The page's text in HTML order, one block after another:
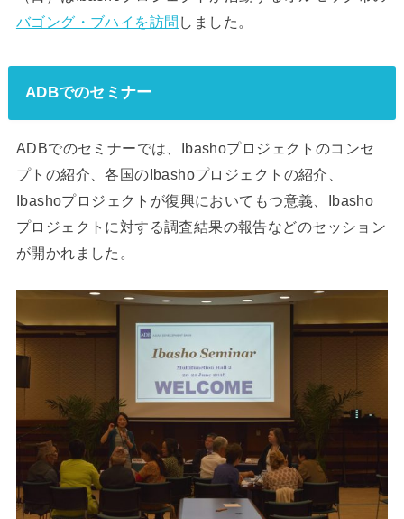
バゴング・ブハイを訪問 しました。
ADBでのセミナー
ADBでのセミナーでは、Ibashoプロジェクトのコンセ
プトの紹介、各国のIbashoプロジェクトの紹介、
Ibashoプロジェクトが復興においてもつ意義、Ibasho
プロジェクトに対する調査結果の報告などのセッション
が開かれました。